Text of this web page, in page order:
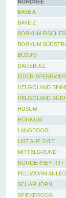
NORDSEE
BAKE A
BAKE Z
BORKUM
BORKUM
BÜSUM
DAGEBÜLL
EIDER-
HELGOLAND
HELGOLAND
HUSUM
HÖRNUM
LANGEOOG
LIST AUF SYLT
MITTELGRUND
NORDERNEY
PELLWORM
SCHARHÖRN
SPIEKEROOG